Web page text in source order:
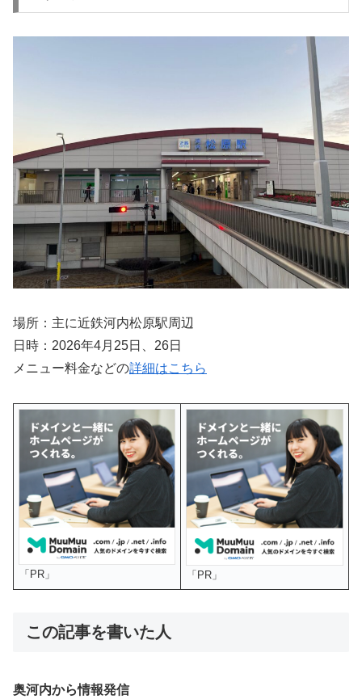
場所：主に近鉄河内松原駅周辺
日時：2026年4月25日、26日
メニュー料金などの詳細はこちら
「PR」 「PR」
この記事を書いた人
奥河内から情報発信